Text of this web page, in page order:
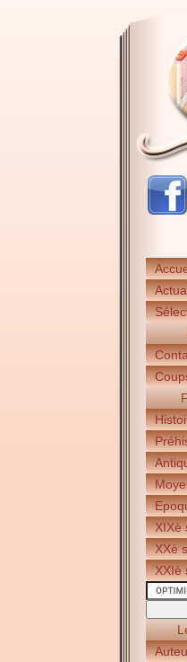
XIXè
XXè
XXIè